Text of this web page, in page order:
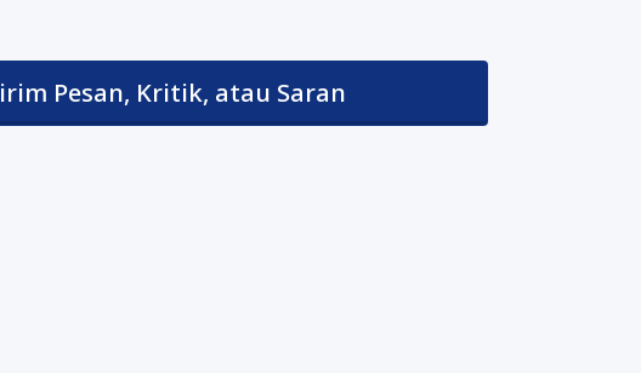
Pesan, Kritik, atau Saran